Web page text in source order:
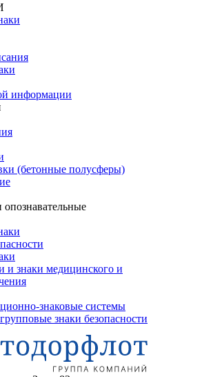
информации
(бетонные полусферы)
опознавательные
и знаки медицинского и
знаковые системы
знаки безопасности